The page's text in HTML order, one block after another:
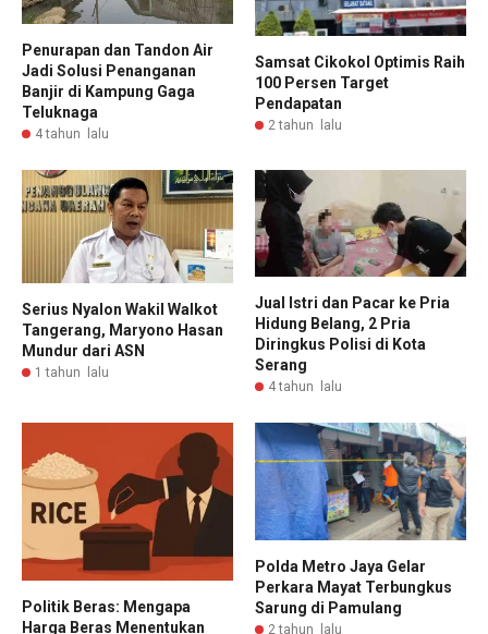
Penurapan dan Tandon Air
Jadi Solusi Penanganan
Banjir di Kampung Gaga
Teluknaga
4 tahun lalu
Samsat Cikokol Optimis Raih
100 Persen Target
Pendapatan
2 tahun lalu
Serius Nyalon Wakil Walkot
Tangerang, Maryono Hasan
Mundur dari ASN
1 tahun lalu
Jual Istri dan Pacar ke Pria
Hidung Belang, 2 Pria
Diringkus Polisi di Kota
Serang
4 tahun lalu
Politik Beras: Mengapa
Harga Beras Menentukan
Polda Metro Jaya Gelar
Perkara Mayat Terbungkus
Sarung di Pamulang
2 tahun lalu